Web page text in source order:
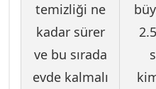
temizliği ne
kadar sürer
ve bu sırada
evde kalmalı